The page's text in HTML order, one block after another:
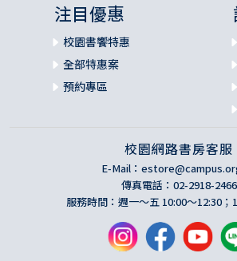
注目優惠
校園書饗特惠
全部特惠案
預約專區
校園網路書房客服
E-Mail：
傳真電話：02-2918-2466
服務時間：週一～五 10:00～12:30；